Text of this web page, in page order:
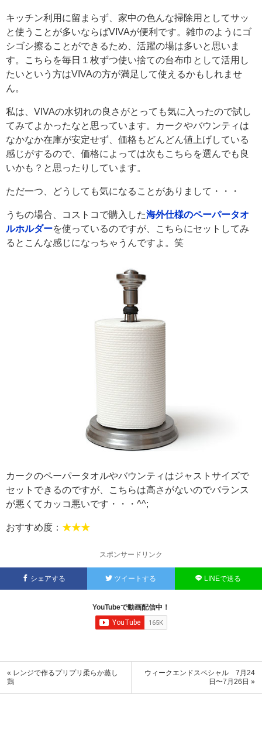
キッチン利用に留まらず、家中の色んな掃除用としてサッ
と使うことが多いならばVIVAが便利です。雑巾のようにゴ
シゴシ擦ることができるため、活躍の場は多いと思いま
す。こちらを毎日１枚ずつ使い捨ての台布巾として活用し
たいという方はVIVAの方が満足して使えるかもしれませ
ん。
私は、VIVAの水切れの良さがとっても気に入ったので試し
てみてよかったなと思っています。カークやバウンティは
なかなか在庫が安定せず、価格もどんどん値上げしている
感じがするので、価格によっては次もこちらを選んでも良
いかも？と思ったりしています。
ただ一つ、どうしても気になることがありまして・・・
うちの場合、コストコで購入した海外仕様のペーパータオ
ルホルダーを使っているのですが、こちらにセットしてみ
るとこんな感じになっちゃうんですよ。笑
カークのペーパータオルやバウンティはジャストサイズで
セットできるのですが、こちらは高さがないのでバランス
が悪くてカッコ悪いです・・・^^;
おすすめ度： ★★★
スポンサードリンク
シェアする ツイートする LINEで送る
YouTubeで動画配信中！
« レンジで作るプリプリ柔らか蒸し
鶏
ウィークエンドスペシャル 7月24
日〜7月26日 »